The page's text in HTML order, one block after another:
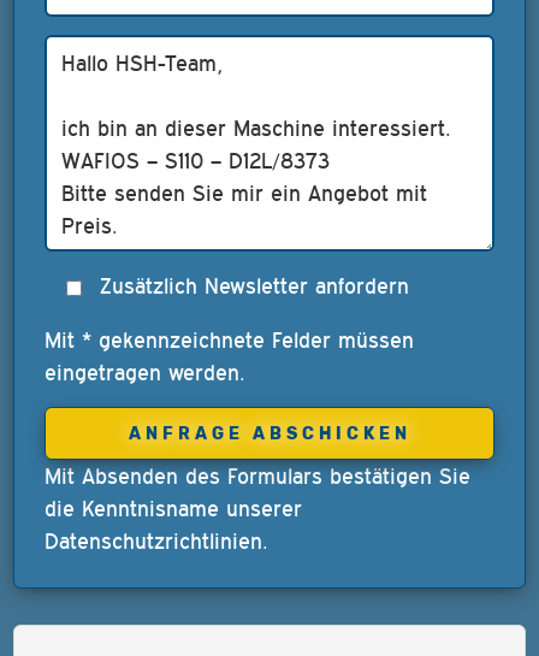
Zusätzlich Newsletter anfordern
Mit * gekennzeichnete Felder müssen
eingetragen werden.
Mit Absenden des Formulars bestätigen Sie
die Kenntnisname unserer
Datenschutzrichtlinien.